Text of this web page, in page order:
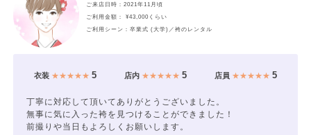
ご来店日時：2021年11月頃
ご利用金額： ¥43,000くらい
ご利用シーン：卒業式 (大学)／袴のレンタル
衣装★★★★★ 5 店内★★★★★ 5 店員 ★★★★★5
丁寧に対応して頂いてありがとうございました。
無事に気に入った袴を見つけることができました！
前撮りや当日もよろしくお願いします。